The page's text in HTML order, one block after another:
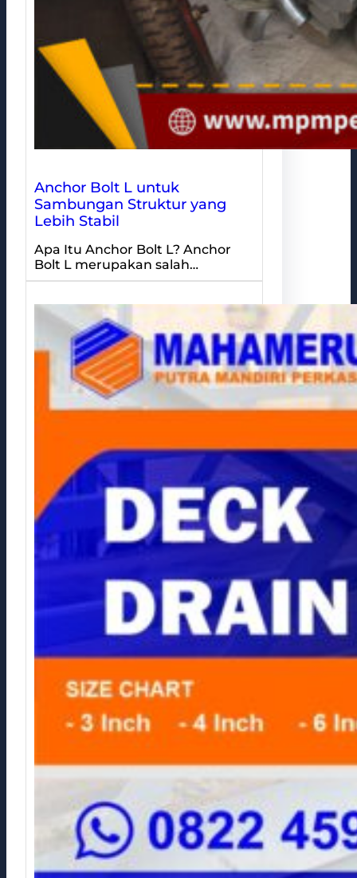
Anchor Bolt L untuk
Sambungan Struktur yang
Lebih Stabil
Apa Itu Anchor Bolt L? Anchor
Bolt L merupakan salah…